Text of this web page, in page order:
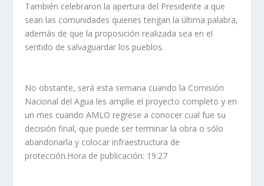
También celebraron la apertura del Presidente a que
sean las comunidades quienes tengan la última palabra,
además de que la proposición realizada sea en el
sentido de salvaguardar los pueblos.
No obstante, será esta semana cuando la Comisión
Nacional del Agua les amplíe el proyecto completo y en
un mes cuando AMLO regrese a conocer cual fue su
decisión final, que puede ser terminar la obra o sólo
abandonarla y colocar infraestructura de
protección.Hora de publicación: 19:27